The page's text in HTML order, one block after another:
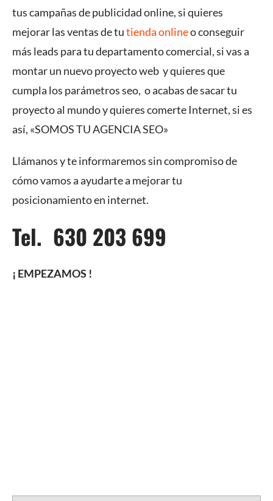
tus campañas de publicidad online, si quieres
mejorar las ventas de tutienda onlineo conseguir
más leads para tu departamento comercial, si vas a
montar un nuevo proyecto web y quieres que
cumpla los parámetros seo, o acabas de sacar tu
proyecto al mundo y quieres comerte Internet, si es
así, «SOMOS TU AGENCIA SEO»
Llámanos y te informaremos sin compromiso de
cómo vamos a ayudarte a mejorar tu
posicionamiento en internet.
Tel. 630 203 699
¡ EMPEZAMOS !